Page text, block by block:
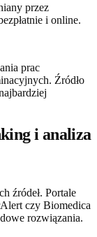
przez
i online.
prac
Źródło
i analiza
źródeł. Portale
czy Biomedica
rozwiązania.